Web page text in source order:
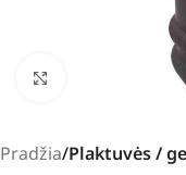
Pradžia Plaktuvės /